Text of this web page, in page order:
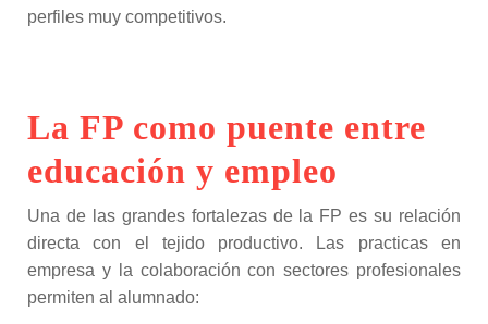
perfiles muy competitivos.
La FP como puente entre
educación y empleo
Una de las grandes fortalezas de la FP es su relación
directa con el tejido productivo. Las practicas en
empresa y la colaboración con sectores profesionales
permiten al alumnado: